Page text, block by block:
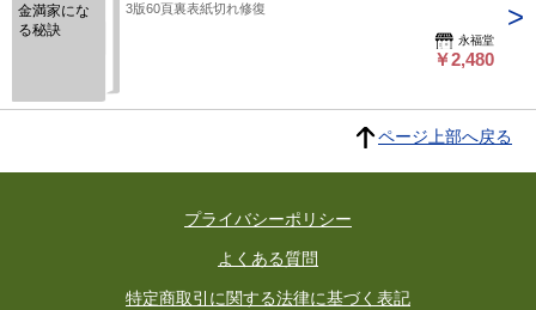
金満家にな
る秘訣
3版60頁裏表紙切れ修復
永福堂
￥2,480
ページ上部へ戻る
プライバシーポリシー
よくある質問
特定商取引に関する法律に基づく表記